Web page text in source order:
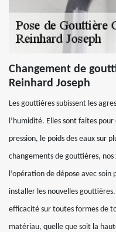
Changement de
Reinhard Joseph
Les gouttières subissent les
l’humidité. Elles sont faites
pression, le poids des eaux sur
changements de gouttières,
l’opération de dépose avec
installer les nouvelles
efficacité sur toutes formes de
matériau, quelle que soit la